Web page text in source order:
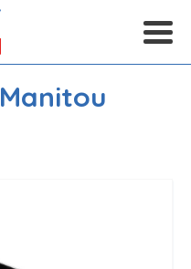
Manitou